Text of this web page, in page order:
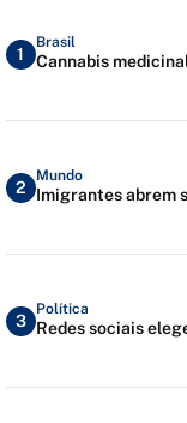
1
Brasil
Cannabis
2
Mundo
Imigrantes abrem
3
Política
Redes sociais